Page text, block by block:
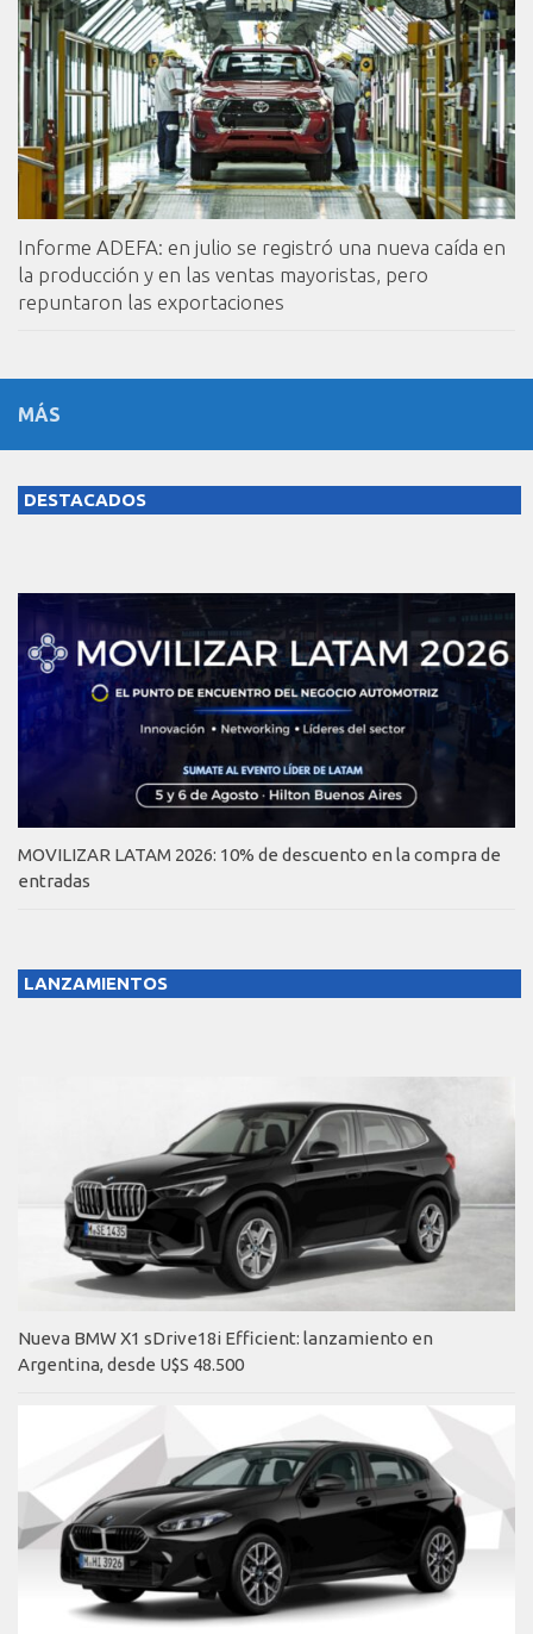
Informe ADEFA: en julio se registró una nueva caída en
la producción y en las ventas mayoristas, pero
repuntaron las exportaciones
MÁS
DESTACADOS
MOVILIZAR LATAM 2026: 10% de descuento en la compra de
entradas
LANZAMIENTOS
Nueva BMW X1 sDrive18i Efficient: lanzamiento en
Argentina, desde U$S 48.500